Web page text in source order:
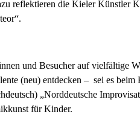
reflektieren die Kieler Künstler
und Besucher auf vielfältige
(neu) entdecken – sei es
„Norddeutsche
für Kinder.